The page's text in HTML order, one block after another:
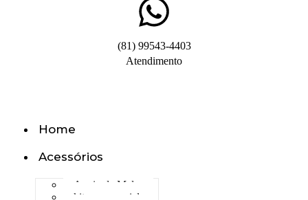
(81) 99543-4403
Atendimento
Home
Acessórios
Apoio de Malas
kit emergencial